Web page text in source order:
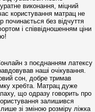
виконання, міцний
користування матрац не
без відчуття
і співвідношенням ціни
з поєднанням латексу
наші очікування.
сон, добре тримав
хребта. Матрац дуже
що одразу говорить про
залишився
зі зміною розміру ліжка